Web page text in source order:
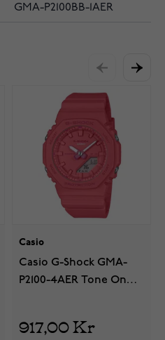
GMA-P2100BB-1AER
Casio
Casio G-Shock GMA-
P2100-4AER Tone On
917,00 Kr